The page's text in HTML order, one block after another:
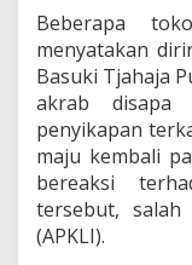
Beberapa
menyatakan
Basuki Tjahaja
akrab disapa
penyikapan
maju kembali
bereaksi
tersebut, salah
(APKLI).